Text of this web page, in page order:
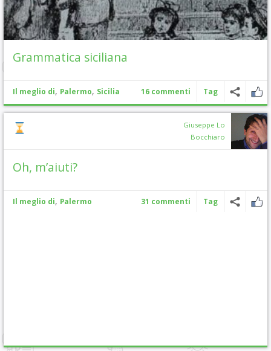
Grammatica siciliana
Il meglio di, Palermo, Sicilia 16 commenti Tag
Giuseppe Lo
Bocchiaro
Oh, m’aiuti?
Il meglio di, Palermo 31 commenti Tag